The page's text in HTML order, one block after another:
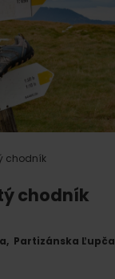
chodník
chodník
, Partizánska Ľupča